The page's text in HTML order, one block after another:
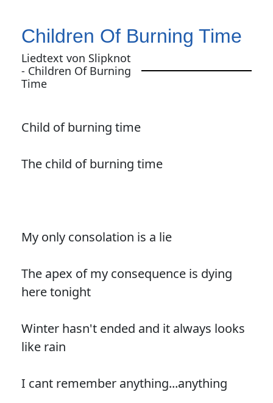
Children Of Burning Time
Liedtext von Slipknot
- Children Of Burning
Time
Child of burning time
The child of burning time
My only consolation is a lie
The apex of my consequence is dying
here tonight
Winter hasn't ended and it always looks
like rain
I cant remember anything...anything